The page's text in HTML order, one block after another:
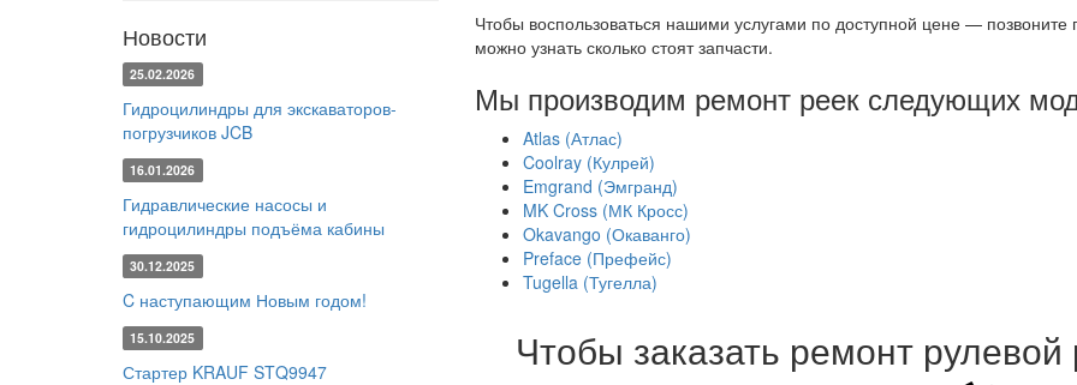
Новости
25.02.2026
Гидроцилиндры для экскаваторов-
погрузчиков JCB
16.01.2026
Гидравлические насосы и
гидроцилиндры подъёма кабины
30.12.2025
C наступающим Новым годом!
15.10.2025
Стартер KRAUF STQ9947
Чтобы воспользоваться нашими услугами по доступной цене —
можно узнать сколько стоят запчасти.
Мы производим ремонт реек следующих
Atlas (Атлас)
Coolray (Кулрей)
Emgrand (Эмгранд)
MK Cross (МК Кросс)
Okavango (Окаванго)
Preface (Префейс)
Tugella (Тугелла)
Чтобы заказать ремонт